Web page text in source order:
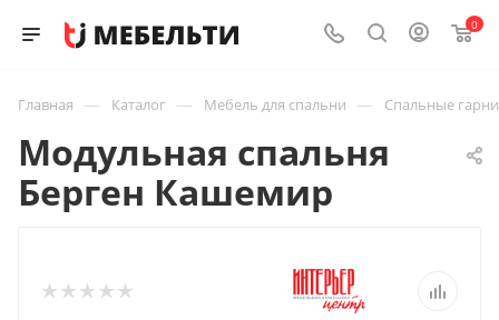
0
Главная — Каталог — Мебель для спальни — Спальные
Модульная спальня
Берген Кашемир